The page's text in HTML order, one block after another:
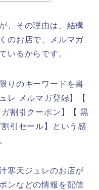
、その理由は、結構
のお店で、メルマガ
いるからです。
りのキーワードを書
レ メルマガ登録】【
割引クーポン】【 黒
引セール】という感
寒天ジュレのお店が
ンなどの情報を配信